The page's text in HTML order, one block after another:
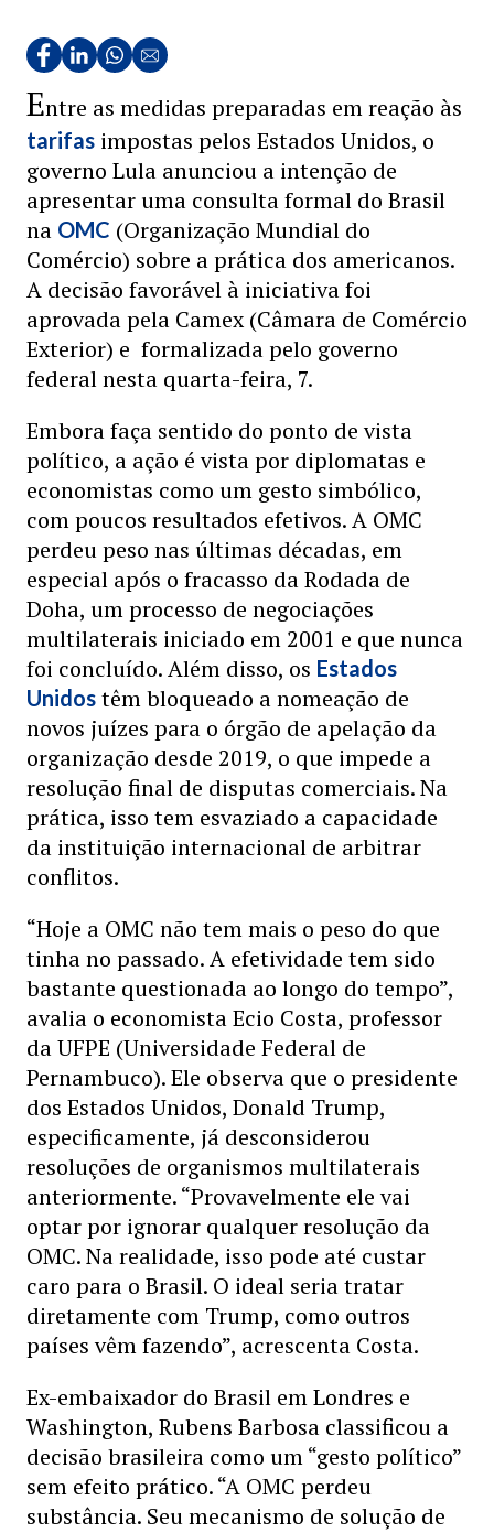
Entre as medidas preparadas em reação às
tarifas impostas pelos Estados Unidos, o
governo Lula anunciou a intenção de
apresentar uma consulta formal do Brasil
na OMC (Organização Mundial do
Comércio) sobre a prática dos americanos.
A decisão favorável à iniciativa foi
aprovada pela Camex (Câmara de Comércio
Exterior) e formalizada pelo governo
federal nesta quarta-feira, 7.
Embora faça sentido do ponto de vista
político, a ação é vista por diplomatas e
economistas como um gesto simbólico,
com poucos resultados efetivos. A OMC
perdeu peso nas últimas décadas, em
especial após o fracasso da Rodada de
Doha, um processo de negociações
multilaterais iniciado em 2001 e que nunca
foi concluído. Além disso, os Estados
Unidos têm bloqueado a nomeação de
novos juízes para o órgão de apelação da
organização desde 2019, o que impede a
resolução final de disputas comerciais. Na
prática, isso tem esvaziado a capacidade
da instituição internacional de arbitrar
conflitos.
“Hoje a OMC não tem mais o peso do que
tinha no passado. A efetividade tem sido
bastante questionada ao longo do tempo”,
avalia o economista Ecio Costa, professor
da UFPE (Universidade Federal de
Pernambuco). Ele observa que o presidente
dos Estados Unidos, Donald Trump,
especificamente, já desconsiderou
resoluções de organismos multilaterais
anteriormente. “Provavelmente ele vai
optar por ignorar qualquer resolução da
OMC. Na realidade, isso pode até custar
caro para o Brasil. O ideal seria tratar
diretamente com Trump, como outros
países vêm fazendo”, acrescenta Costa.
Ex-embaixador do Brasil em Londres e
Washington, Rubens Barbosa classificou a
decisão brasileira como um “gesto político”
sem efeito prático. “A OMC perdeu
substância. Seu mecanismo de solução de